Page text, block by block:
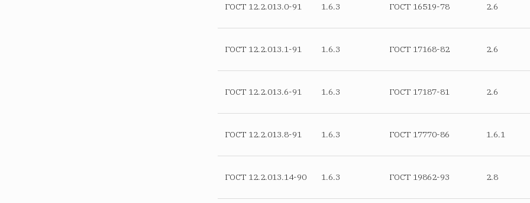
ГОСТ 12.2.013.0-91 1.6.3 ГОСТ 16519-78 2.6
ГОСТ 12.2.013.1-91 1.6.3 ГОСТ 17168-82 2.6
ГОСТ 12.2.013.6-91 1.6.3 ГОСТ 17187-81 2.6
ГОСТ 12.2.013.8-91 1.6.3 ГОСТ 17770-86 1.6.1
ГОСТ 12.2.013.14-90 1.6.3 ГОСТ 19862-93 2.8